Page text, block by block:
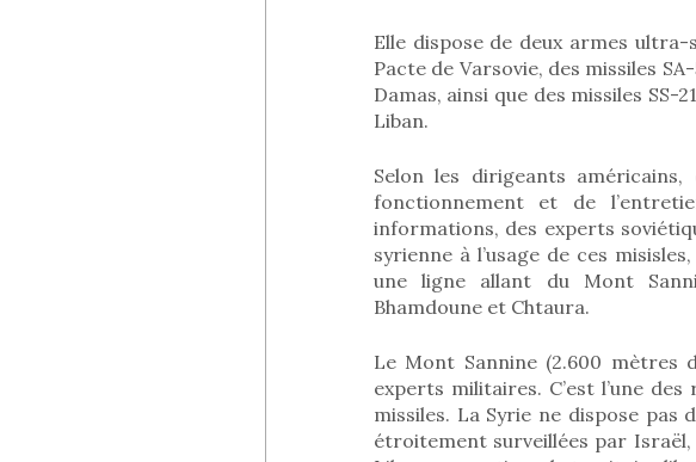
Elle dispose de deux armes
Pacte de Varsovie, des missiles
Damas, ainsi que des missiles SS-
Liban.
Selon les dirigeants
fonctionnement et de
informations, des experts
syrienne à l’usage de ces
une ligne allant du Mont
Bhamdoune et Chtaura.
Le Mont Sannine (2.600 mètres
experts militaires. C’est l’une
missiles. La Syrie ne dispose pas
étroitement surveillées par